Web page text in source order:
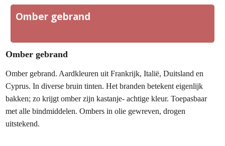
Omber gebrand
Omber gebrand
Omber gebrand. Aardkleuren uit Frankrijk, Italië, Duitsland en
Cyprus. In diverse bruin tinten. Het branden betekent eigenlijk
bakken; zo krijgt omber zijn kastanje- achtige kleur. Toepasbaar
met alle bindmiddelen. Ombers in olie gewreven, drogen
uitstekend.